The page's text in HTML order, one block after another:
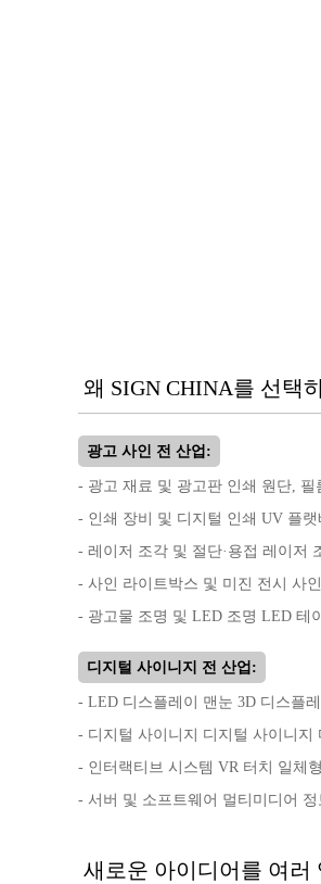
왜 SIGN CHINA를 선택
광고 사인 전 산업:
- 광고 재료 및 광고판 인쇄 원단,
- 인쇄 장비 및 디지털 인쇄 UV 플
- 레이저 조각 및 절단·용접 레이저
- 사인 라이트박스 및 미진 전시 사
- 광고물 조명 및 LED 조명 LED 테
디지털 사이니지 전 산업:
- LED 디스플레이 맨눈 3D 디스플
- 디지털 사이니지 디지털 사이니지
- 인터랙티브 시스템 VR 터치 일체
- 서버 및 소프트웨어 멀티미디어
새로운 아이디어를 여러